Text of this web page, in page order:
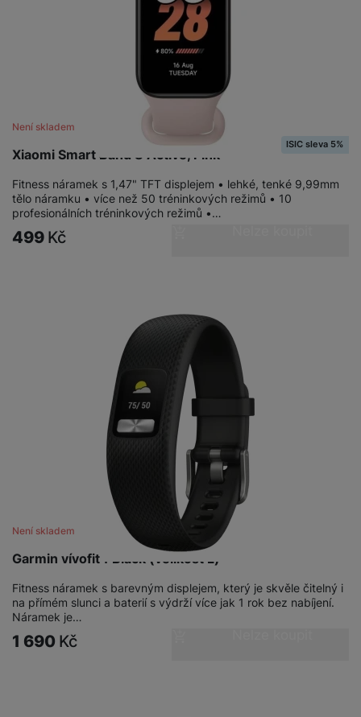
Xiaomi Smart Band 8 Active, Pink
Není skladem
ISIC sleva 5%
Fitness náramek s 1,47" TFT displejem • lehké, tenké 9,99mm
tělo náramku • více než 50 tréninkových režimů • 10
profesionálních tréninkových režimů •…
499 Kč
Garmin vívofit4 Black (velikost L)
Není skladem
Fitness náramek s barevným displejem, který je skvěle čitelný i
na přímém slunci a baterií s výdrží více jak 1 rok bez nabíjení.
Náramek je…
1 690 Kč